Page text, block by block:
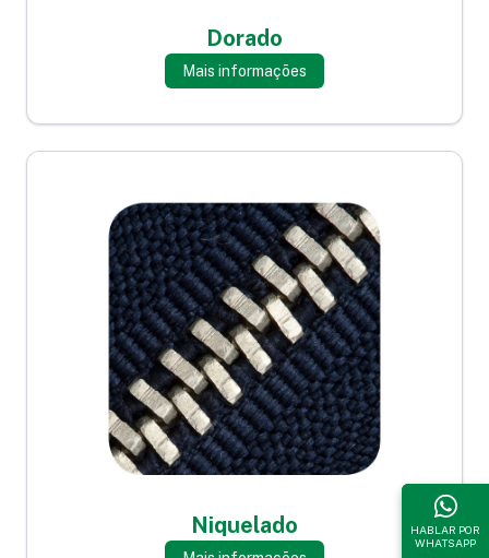
Dorado
Mais informações
Niquelado
HABLAR POR
WHATSAPP